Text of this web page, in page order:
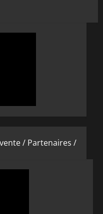
/ Partenaires /